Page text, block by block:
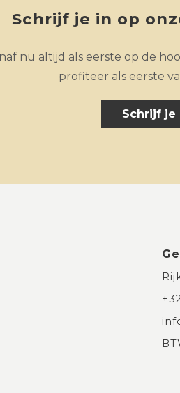
Schrijf je in op
nu altijd als eerste op de
profiteer als eerste
Schrijf je